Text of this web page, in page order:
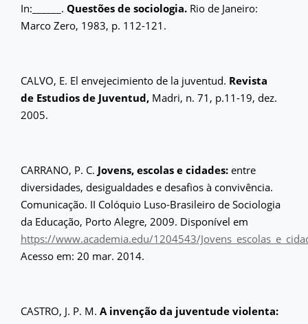
In:______. Questões de sociologia. Rio de Janeiro:
Marco Zero, 1983, p. 112-121.
CALVO, E. El envejecimiento de la juventud. Revista
de Estudios de Juventud, Madri, n. 71, p.11-19, dez.
2005.
CARRANO, P. C. Jovens, escolas e cidades: entre
diversidades, desigualdades e desafios à convivência.
Comunicação. II Colóquio Luso-Brasileiro de Sociologia
da Educação, Porto Alegre, 2009. Disponível em
https://www.academia.edu/1204543/
Acesso em: 20 mar. 2014.
CASTRO, J. P. M. A invenção da juventude violenta: